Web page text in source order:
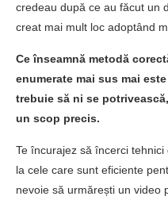
credeau după ce au făcut un
creat mai mult loc adoptând
Ce înseamnă metodă
enumerate mai sus mai
trebuie să ni se
un scop precis.
Te încurajez să încerci
la cele care sunt eficiente
nevoie să urmărești un video